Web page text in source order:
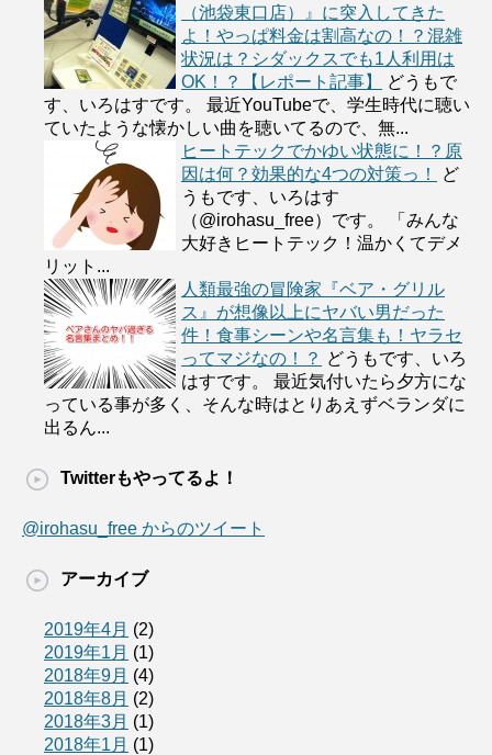
（池袋東口店）』に突入してきた
よ！やっぱ料金は割高なの！？混雑
状況は？シダックスでも1人利用は
OK！？【レポート記事】
どうもで
す、いろはすです。 最近YouTubeで、学生時代に聴い
ていたような懐かしい曲を聴いてるので、無...
ヒートテックでかゆい状態に！？原
因は何？効果的な4つの対策っ！
ど
うもです、いろはす
（@irohasu_free）です。 「みんな
大好きヒートテック！温かくてデメ
リット...
人類最強の冒険家『ベア・グリル
ス』が想像以上にヤバい男だった
件！食事シーンや名言集も！ヤラセ
ってマジなの！？ どうもです、いろ
はすです。 最近気付いたら夕方にな
っている事が多く、そんな時はとりあえずベランダに
出るん...
Twitterもやってるよ！
@irohasu_free からのツイート
アーカイブ
2019年4月 (2)
2019年1月 (1)
2018年9月 (4)
2018年8月 (2)
2018年3月 (1)
2018年1月 (1)